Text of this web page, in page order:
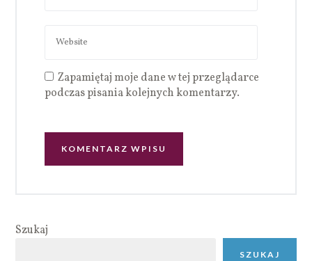
Zapamiętaj moje dane w tej przeglądarce
podczas pisania kolejnych komentarzy.
Szukaj
SZUKAJ